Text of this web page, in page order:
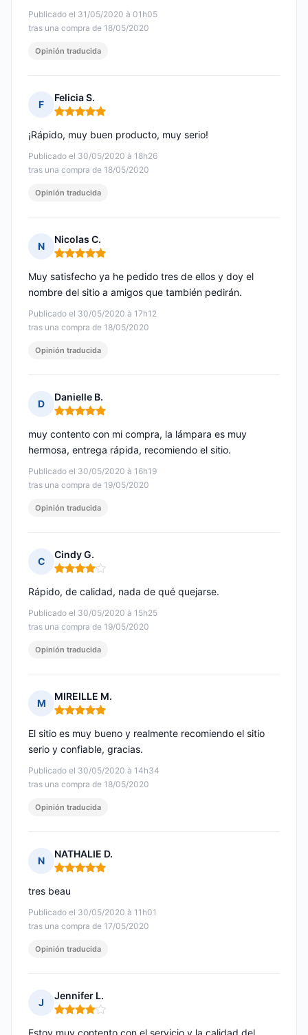
Publicado el 31/05/2020 à 01h05
tras una compra de 18/05/2020
Opinión traducida
F
Felicia S.
Nota: 5 de 5
Publicado el 30/05/2020 à 18h26
tras una compra de 18/05/2020
¡Rápido, muy buen producto, muy serio!
Opinión traducida
N
Nicolas C.
Nota: 5 de 5
Publicado el 30/05/2020 à 17h12
tras una compra de 18/05/2020
Muy satisfecho ya he pedido tres de ellos y doy el
nombre del sitio a amigos que también pedirán.
Opinión traducida
D
Danielle B.
Nota: 5 de 5
Publicado el 30/05/2020 à 16h19
tras una compra de 19/05/2020
muy contento con mi compra, la lámpara es muy
hermosa, entrega rápida, recomiendo el sitio.
Opinión traducida
C
Cindy G.
Nota: 4 de 5
Publicado el 30/05/2020 à 15h25
tras una compra de 19/05/2020
Rápido, de calidad, nada de qué quejarse.
Opinión traducida
M
MIREILLE M.
Nota: 5 de 5
Publicado el 30/05/2020 à 14h34
tras una compra de 18/05/2020
El sitio es muy bueno y realmente recomiendo el sitio
serio y confiable, gracias.
Opinión traducida
N
NATHALIE D.
Nota: 5 de 5
Publicado el 30/05/2020 à 11h01
tras una compra de 17/05/2020
tres beau
Opinión traducida
J
Jennifer L.
Nota: 4 de 5